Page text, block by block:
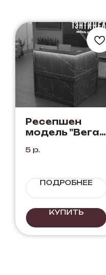
Ресепшен
модель "Вегас
Мрамор Неро
5 р.
ПОДРОБНЕЕ
КУПИТЬ